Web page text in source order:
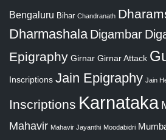
Bengaluru Bihar Chandranath
Dharmashala Digambar
Epigraphy Girnar Girnar Attack
Inscriptions Jain Epigraphy Jain
Inscriptions Karnataka
Mahavir Mahavir Jayanthi Moodabidri